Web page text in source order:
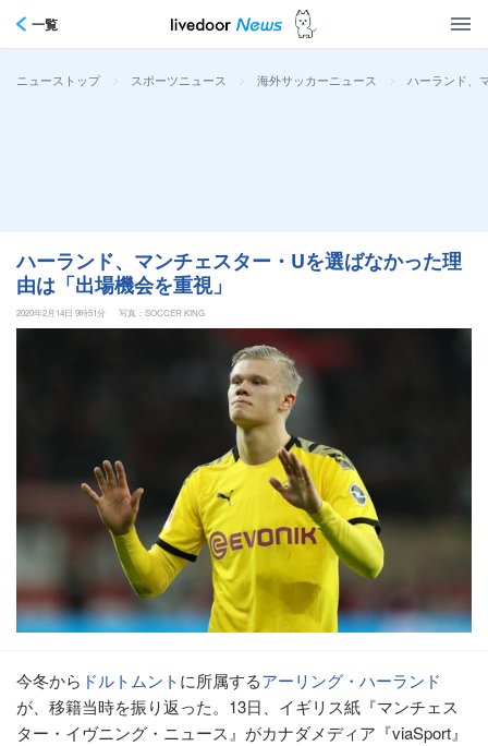
一覧
ニューストップ > スポーツニュース > 海外サッカーニュース > ハーランド、
ハーランド、マンチェスター・Uを選ばなかった理
由は「出場機会を重視」
2020年2月14日 9時51分 写真：SOCCER KING
今冬から ドルトムントに所属するアーリング・ハーランド
が、移籍当時を振り返った。13日、イギリス紙『マンチェス
ター・イヴニング・ニュース』がカナダメディア『viaSport』